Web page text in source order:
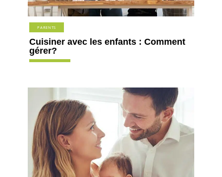
PARENTS
Cuisiner avec les enfants : Comment
gérer?